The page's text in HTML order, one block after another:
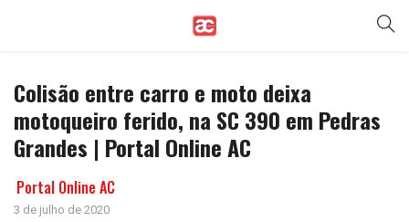
Colisão entre carro e moto deixa
motoqueiro ferido, na SC 390 em Pedras
Grandes | Portal Online AC
Portal Online AC
3 de julho de 2020